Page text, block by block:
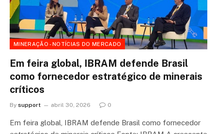
MINERAÇÃO - NOTÍCIAS DO MERCADO
Em feira global, IBRAM defende Brasil
como fornecedor estratégico de minerais
críticos
By support abril 30, 2026 0
Em feira global, IBRAM defende Brasil como fornecedor